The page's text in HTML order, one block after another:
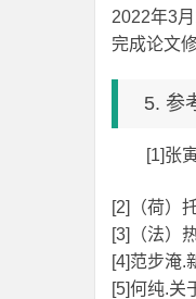
2022年3
完成论文
5. 参
[1]张
[2]（荷）
[3]（法）
[4]范步淹.
[5]何纯.关